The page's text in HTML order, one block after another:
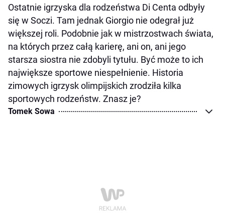
Ostatnie igrzyska dla rodzeństwa Di Centa odbyły
się w Soczi. Tam jednak Giorgio nie odegrał już
większej roli. Podobnie jak w mistrzostwach świata,
na których przez całą karierę, ani on, ani jego
starsza siostra nie zdobyli tytułu. Być może to ich
największe sportowe niespełnienie. Historia
zimowych igrzysk olimpijskich zrodziła kilka
sportowych rodzeństw. Znasz je?
Tomek Sowa